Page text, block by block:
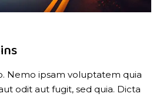
Nemo ipsam voluptatem quia
odit aut fugit, sed quia. Dicta